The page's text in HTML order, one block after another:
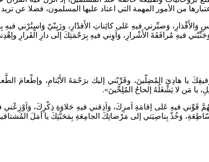
من الأمور المهمة التي اعتاد عليها المسلمون، فضلا عن
وَصبِّرني فيهِ عَلى كائِناتِ الأَقدْارِ، وزَيِنّيّ وَاستُرْني
فيهِ مُرافَقَةَ الأَشْرارِ، وَآوِني فيهِ بِرَحْمَتِكَ إلى دارِ الْقَرارِ
صِيامِه وقِيامِهِ بِتَوْفيقِكَ يا هادِيَ المُضِلّينَ، وقَرِّبْني إليك برَحْمَةَ
يا مَن لا يَشْغَلُهُ إلحاحُ المُلِحِّينَ».
قَوِّني فيهِ عَلى اِقامَةِ اَمرِكَ، وَاَذِقني فيهِ حَلاوَةِ ذِكْرِكَ،
وَخُذْ بِناصِيَتي إلى مَرْضاتِكَ الجامِعَةِ بِمَحَبَّتِكَ يا أمَلَ